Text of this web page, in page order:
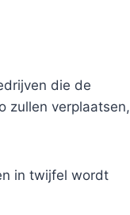
die de
zullen verplaatsen,
in twijfel wordt